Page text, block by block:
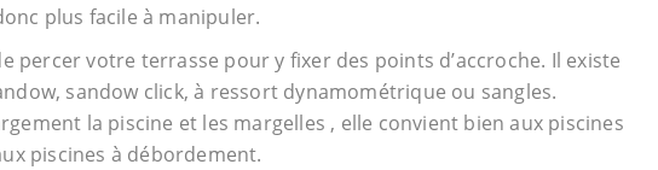
plus facile à manipuler.
percer votre terrasse pour y fixer des points d’accroche. Il existe
sandow click, à ressort dynamométrique ou sangles.
la piscine et les margelles , elle convient bien aux piscines
piscines à débordement.